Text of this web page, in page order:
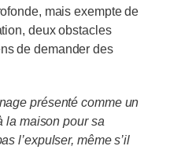
mais exempte de
deux obstacles
de demander des
présenté comme un
la maison pour sa
l’expulser, même s’il